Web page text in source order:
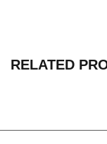
RELATED